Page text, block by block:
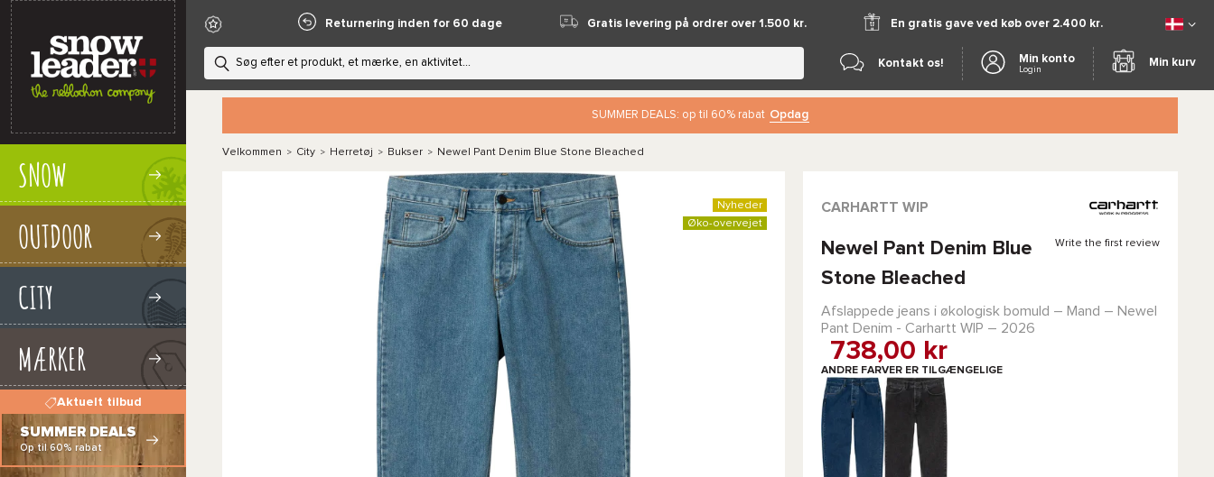
SNOW
OUTDOOR
CITY
MÆRKER
Aktuelt tilbud
SUMMER DEALS
Op til 60% rabat
Returnering inden for 60 dage Gratis levering på ordrer over 1.500 kr. En gratis gave ved køb over 2.400 kr.
Kontakt os! Min konto
Login
Min kurv
SUMMER DEALS: op til 60% rabat Opdag
Velkommen > City > Herretøj > Bukser > Newel Pant Denim Blue Stone Bleached
Nyheder
Øko-overvejet
CARHARTT WIP
Newel Pant Denim Blue
Stone Bleached
Write the first review
Afslappede jeans i økologisk bomuld – Mand – Newel
Pant Denim - Carhartt WIP – 2026
738,00 kr
ANDRE FARVER ER TILGÆNGELIGE